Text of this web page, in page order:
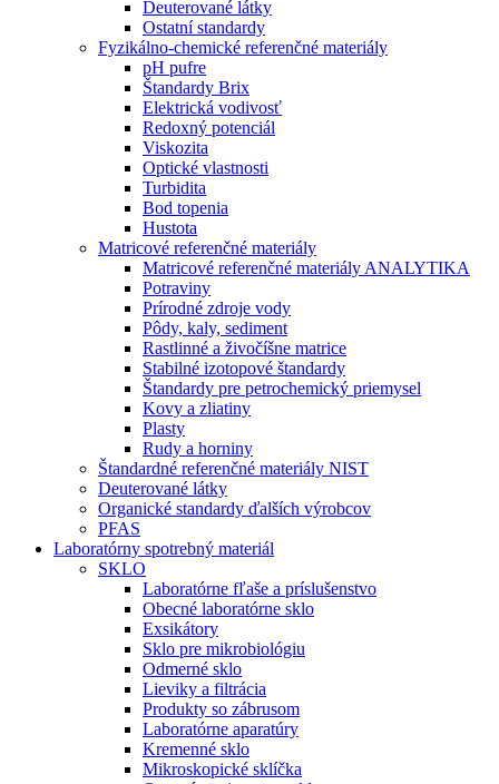
Deuterované látky
Ostatní standardy
Fyzikálno-chemické referenčné materiály
pH pufre
Štandardy Brix
Elektrická vodivosť
Redoxný potenciál
Viskozita
Optické vlastnosti
Turbidita
Bod topenia
Hustota
Matricové referenčné materiály
Matricové referenčné materiály ANALYTIKA
Potraviny
Prírodné zdroje vody
Pôdy, kaly, sediment
Rastlinné a živočíšne matrice
Stabilné izotopové štandardy
Štandardy pre petrochemický priemysel
Kovy a zliatiny
Plasty
Rudy a horniny
Štandardné referenčné materiály NIST
Deuterované látky
Organické standardy ďalších výrobcov
PFAS
Laboratórny spotrebný materiál
SKLO
Laboratórne fľaše a príslušenstvo
Obecné laboratórne sklo
Exsikátory
Sklo pre mikrobiológiu
Odmerné sklo
Lieviky a filtrácia
Produkty so zábrusom
Laboratórne aparatúry
Kremenné sklo
Mikroskopické sklíčka